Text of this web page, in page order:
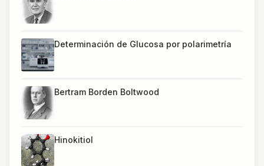
Determinación de Glucosa por polarimetría
Bertram Borden Boltwood
Hinokitiol